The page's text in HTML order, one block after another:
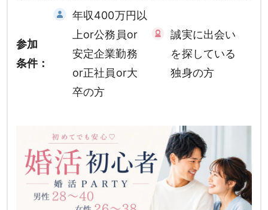
参加
条件：
年収400万円以
上or公務員or
安定企業勤務
or正社員or大
卒の方
誠実に出会い
を探している
独身の方